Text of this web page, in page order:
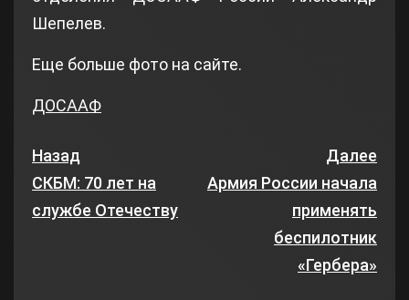
Шепелев.
Еще больше фото на сайте.
ДОСААФ
Назад
СКБМ: 70 лет на
службе Отечеству
Далее
Армия России начала
применять
беспилотник
«Гербера»